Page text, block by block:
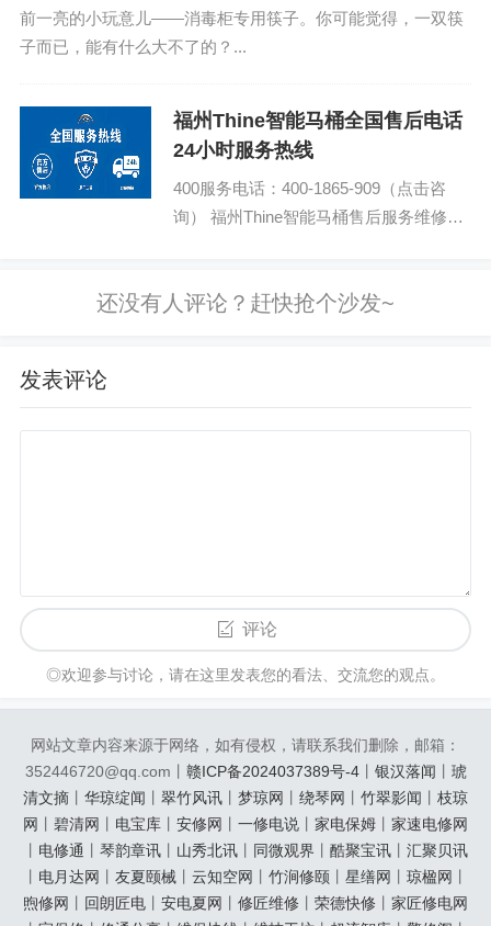
前一亮的小玩意儿——消毒柜专用筷子。你可能觉得，一双筷
子而已，能有什么大不了的？...
福州Thine智能马桶全国售后电话
24小时服务热线
400服务电话：400-1865-909（点击咨
询） 福州Thine智能马桶售后服务维修预
发表评论
评论
◎欢迎参与讨论，请在这里发表您的看法、交流您的观点。
网站文章内容来源于网络，如有侵权，请联系我们删除，邮箱：
352446720@qq.com丨 赣ICP备2024037389号-4丨 银汉落闻
琥
清文摘
华琼绽闻 翠竹风讯 梦琼网 绕琴网 竹翠影闻
枝琼
网
碧清网 电宝库 安修网 一修电说 家电保姆
家速电修网
电修通 琴韵章讯 山秀北讯 同微观界 酷聚宝讯
汇聚贝讯
电月达网 友夏颐械 云知空网 竹涧修颐 星缮网 琼楹网
煦修网
回朗匠电 安电夏网 修匠维修 荣德快修
家匠修电网